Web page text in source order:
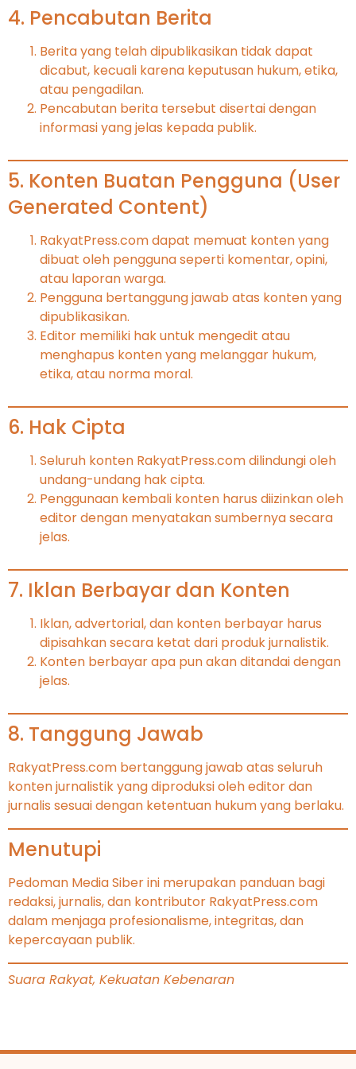
4. Pencabutan Berita
Berita yang telah dipublikasikan tidak dapat
dicabut, kecuali karena keputusan hukum, etika,
atau pengadilan.
Pencabutan berita tersebut disertai dengan
informasi yang jelas kepada publik.
5. Konten Buatan Pengguna (User
Generated Content)
RakyatPress.com dapat memuat konten yang
dibuat oleh pengguna seperti komentar, opini,
atau laporan warga.
Pengguna bertanggung jawab atas konten yang
dipublikasikan.
Editor memiliki hak untuk mengedit atau
menghapus konten yang melanggar hukum,
etika, atau norma moral.
6. Hak Cipta
Seluruh konten RakyatPress.com dilindungi oleh
undang-undang hak cipta.
Penggunaan kembali konten harus diizinkan oleh
editor dengan menyatakan sumbernya secara
jelas.
7. Iklan Berbayar dan Konten
Iklan, advertorial, dan konten berbayar harus
dipisahkan secara ketat dari produk jurnalistik.
Konten berbayar apa pun akan ditandai dengan
jelas.
8. Tanggung Jawab
RakyatPress.com bertanggung jawab atas seluruh
konten jurnalistik yang diproduksi oleh editor dan
jurnalis sesuai dengan ketentuan hukum yang berlaku.
Menutupi
Pedoman Media Siber ini merupakan panduan bagi
redaksi, jurnalis, dan kontributor RakyatPress.com
dalam menjaga profesionalisme, integritas, dan
kepercayaan publik.
Suara Rakyat, Kekuatan Kebenaran